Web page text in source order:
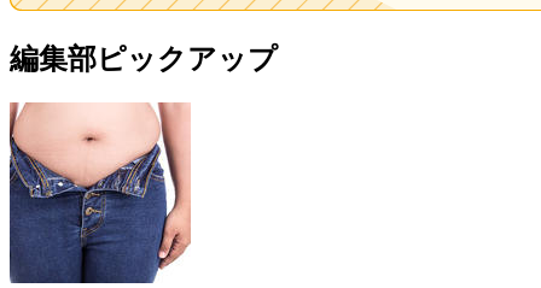
編集部ピックアップ